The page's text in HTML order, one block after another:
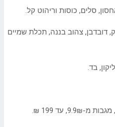
סלים, כוסות וריהוט קל.
דובדבן, צהוב בננה, תכלת שמיים
בד.